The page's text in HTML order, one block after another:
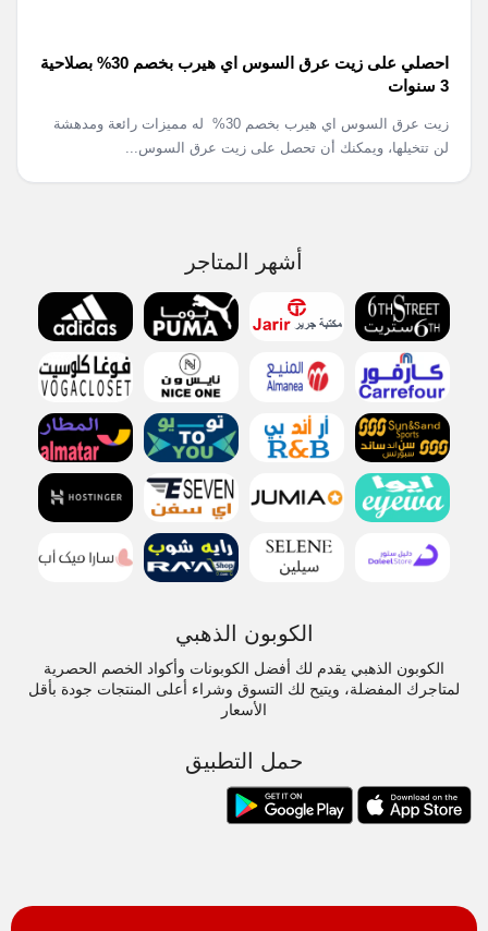
احصلي على زيت عرق السوس اي هيرب بخصم 30% بصلاحية
3 سنوات
زيت عرق السوس اي هيرب بخصم 30% له مميزات رائعة ومدهشة
لن تتخيلها، ويمكنك أن تحصل على زيت عرق السوس...
أشهر المتاجر
الكوبون الذهبي
الكوبون الذهبي يقدم لك أفضل الكوبونات وأكواد الخصم الحصرية
لمتاجرك المفضلة، ويتيح لك التسوق وشراء أعلى المنتجات جودة بأقل
الأسعار
حمل التطبيق